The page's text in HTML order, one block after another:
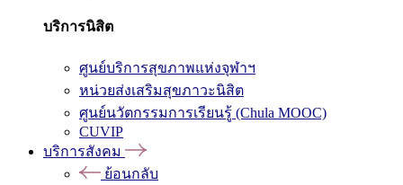
บริการนิสิต
ศูนย์บริการสุขภาพแห่งจุฬาฯ
หน่วยส่งเสริมสุขภาวะนิสิต
ศูนย์นวัตกรรมการเรียนรู้ (Chula MOOC)
CUVIP
บริการสังคม
ย้อนกลับ